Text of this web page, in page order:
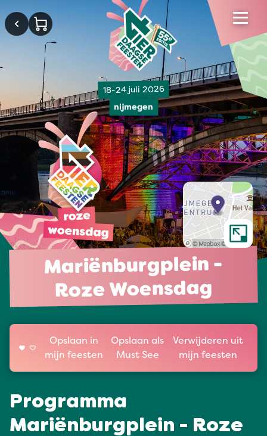
18-24 juli 2026
nijmegen
Mariënburgplein -
Roze Woensdag
Opslaan in
mijn feesten
Opslaan als
Must See
Verwijderen uit
mijn feesten
Programma
Mariënburgplein - Roze